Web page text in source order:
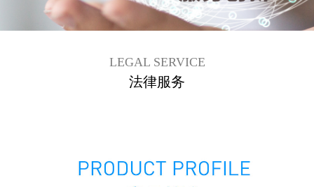
LEGAL SERVICE
法律服务